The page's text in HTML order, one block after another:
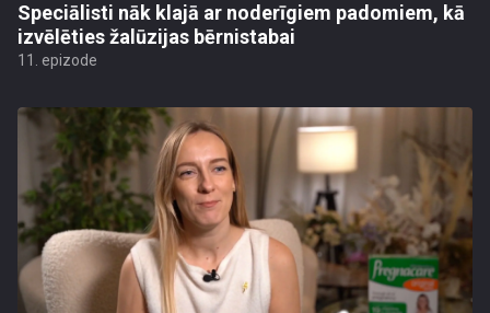
Speciālisti nāk klajā ar noderīgiem padomiem, kā
izvēlēties žalūzijas bērnistabai
11. epizode